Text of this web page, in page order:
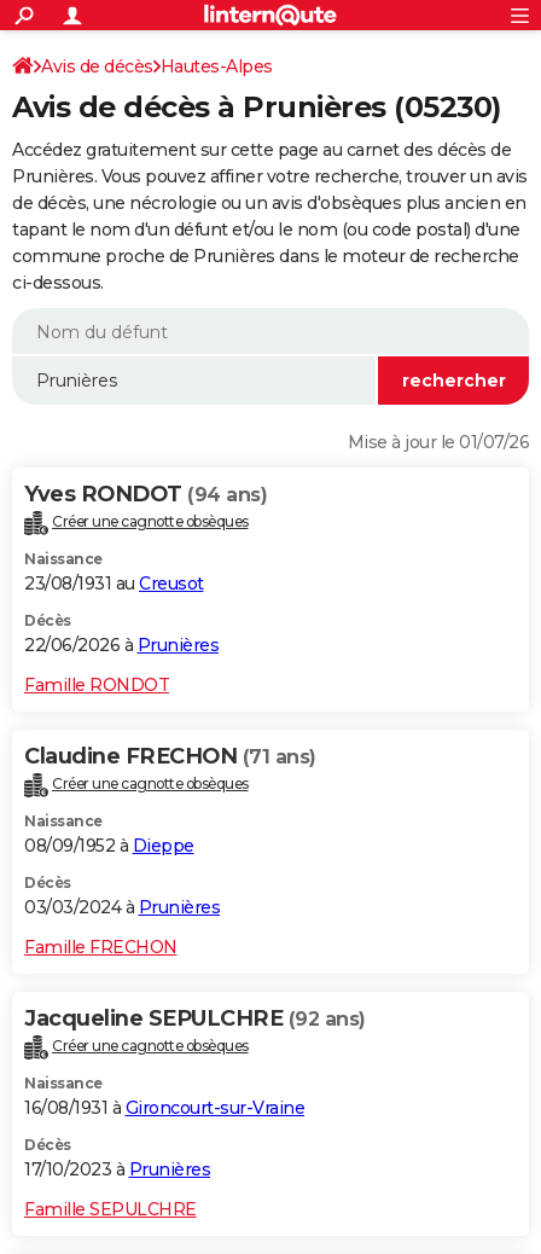
ACTUALITÉS
Politique
Société
Faits Divers
Education
Monde
Villes
+
SPORT
Coupe du monde 2026
Football
Tennis
Cyclisme
Rugby
Forum
Programme TV
TNT
Streaming
Cinéma
Sorties cinéma
Musique
+
FINANCE
Retraite
Epargne
Immobilier
Risques naturels par ville
Assurance
AUTO
Essais
Réserver un essai
Citadines
Berlines
SUV
Forum auto
+HIGH-TECH
BRICOLAGE
WEEK-END
Alimentation
Guide de la santé
Maladies
Médicaments
Sommeil
VOYAGE
Destinations
City break
Voyage nature
Voyage de noces
Forum
Climat
+PHOTO
GUIDES D'ACHAT
Carte de Noël
Carte Bonne année
Carte Saint-Valentin
Carte Pâques
Carte d'anniversaire
DICTIONNAIRE
Dictionnaire
Biographies
Citations
Expressions
Proverbes
PROGRAMME TV
S'inscrire
Se connecter
Lycées
Collèges
Primaires
Universités
Entreprises
Service militaire
Avis de recherche
AVIS DE DÉCÈS
FORUM
S'inscrire
Connexion
Avis de décès Hautes-Alpes
Avis de décès à Prunières (05230)
Accédez gratuitement sur cette page au carnet des décès de
Prunières. Vous pouvez affiner votre recherche, trouver un avis
de décès, une nécrologie ou un avis d'obsèques plus ancien en
tapant le nom d'un défunt et/ou le nom (ou code postal) d'une
commune proche de Prunières dans le moteur de recherche
ci-dessous.
Mise à jour le 01/07/26
Yves RONDOT (94 ans)
Créer une cagnotte obsèques
Naissance
23/08/1931 au Creusot
Décès
22/06/2026 à Prunières
Famille RONDOT
Claudine FRECHON (71 ans)
Créer une cagnotte obsèques
Naissance
08/09/1952 à Dieppe
Décès
03/03/2024 à Prunières
Famille FRECHON
Jacqueline SEPULCHRE (92 ans)
Créer une cagnotte obsèques
Naissance
16/08/1931 à Gironcourt-sur-Vraine
Décès
17/10/2023 à Prunières
Famille SEPULCHRE